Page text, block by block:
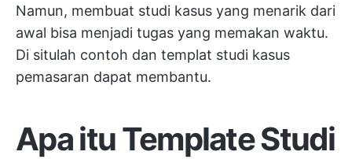
Namun, membuat studi kasus yang menarik dari
awal bisa menjadi tugas yang memakan waktu.
Di situlah contoh dan templat studi kasus
pemasaran dapat membantu.
Apa itu Template Studi